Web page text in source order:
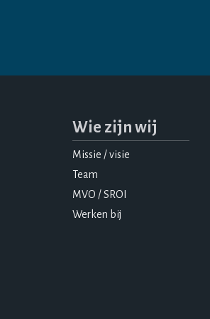
Wie zijn wij
Missie / visie
Team
MVO / SROI
Werken bij